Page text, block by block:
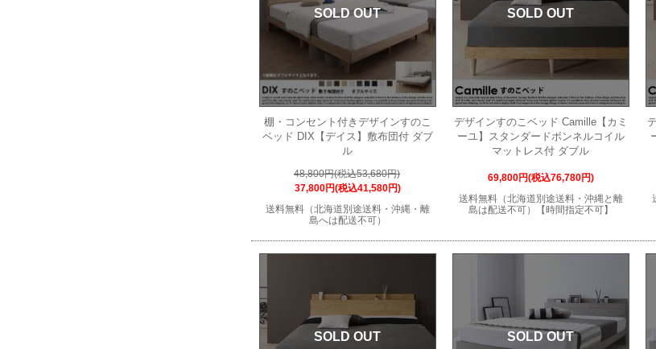
SOLD OUT
棚・コンセント付きデザインすのこ
ベッド DIX【デイス】敷布団付 ダブ
ル
48,800円(税込53,680円)
37,800円(税込41,580円)
送料無料（北海道別途送料・沖縄・離
島へは配送不可）
SOLD OUT
デザインすのこベッド Camille【カミ
ーユ】スタンダードボンネルコイル
マットレス付 ダブル
69,800円(税込76,780円)
送料無料（北海道別途送料・沖縄と離
島は配送不可）【時間指定不可】
SOLD OUT SOLD OUT